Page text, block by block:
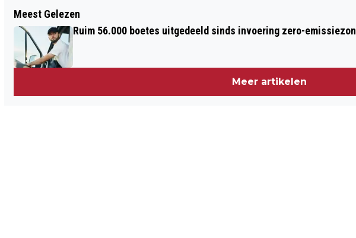
ARGENTINIË IN COPA AMÉRICA TEGEN
TITELVERDEDIGER URUGUAY
Meest Gelezen
Ruim 56.000 boetes uitgedeeld sinds invoering zero-
Meer artikelen